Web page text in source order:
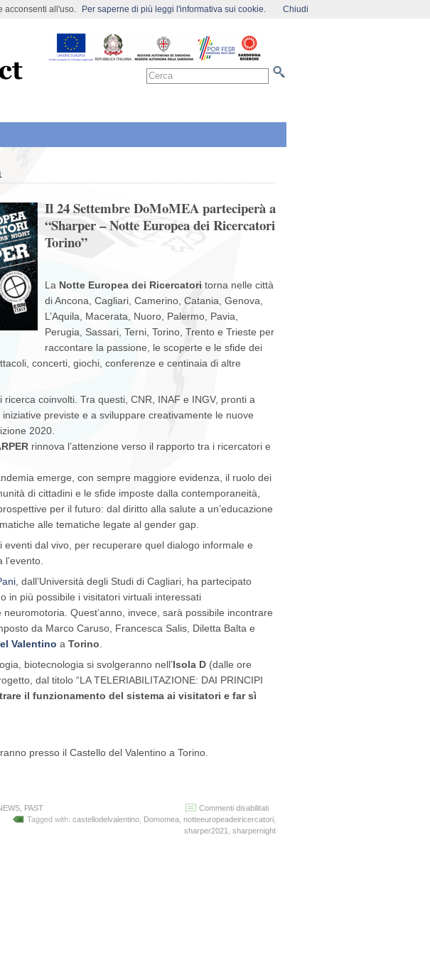
Il 24 Settembre DoMoMEA parteciperà a
“Sharper – Notte Europea dei Ricercatori
Torino”
La Notte Europea dei Ricercatori torna nelle città
di Ancona, Cagliari, Camerino, Catania, Genova,
L’Aquila, Macerata, Nuoro, Palermo, Pavia,
Perugia, Sassari, Terni, Torino, Trento e Trieste per
raccontare la passione, le scoperte e le sfide dei
concerti, giochi, conferenze e centinaia di altre
coinvolti. Tra questi, CNR, INAF e INGV, pronti a
previste e a sviluppare creativamente le nuove
2020.
rinnova l’attenzione verso il rapporto tra i ricercatori e
emerge, con sempre maggiore evidenza, il ruolo dei
di cittadini e le sfide imposte dalla contemporaneità,
per il futuro: dal diritto alla salute a un’educazione
alle tematiche legate al gender gap.
eventi dal vivo, per recuperare quel dialogo informale e
, dall’Università degli Studi di Cagliari, ha partecipato
in più possibile i visitatori virtuali interessati
Quest’anno, invece, sarà possibile incontrare
da Marco Caruso, Francesca Salis, Diletta Balta e
Valentino a Torino
biotecnologia si svolgeranno nell’Isola D (dalle ore
dal titolo “LA TELERIABILITAZIONE: DAI PRINCIPI
il funzionamento del sistema ai visitatori e far sì
presso il Castello del Valentino a Torino.
PAST Commenti disabilitatisu
SHARPER-
Notte
Tagged with: castellodelvalentino Domomea notteeuropeadeiricercatori
sharper2021
sharpernight
acconsenti all'uso. Per saperne di più leggi l'informativa sui cookie. Chiudi